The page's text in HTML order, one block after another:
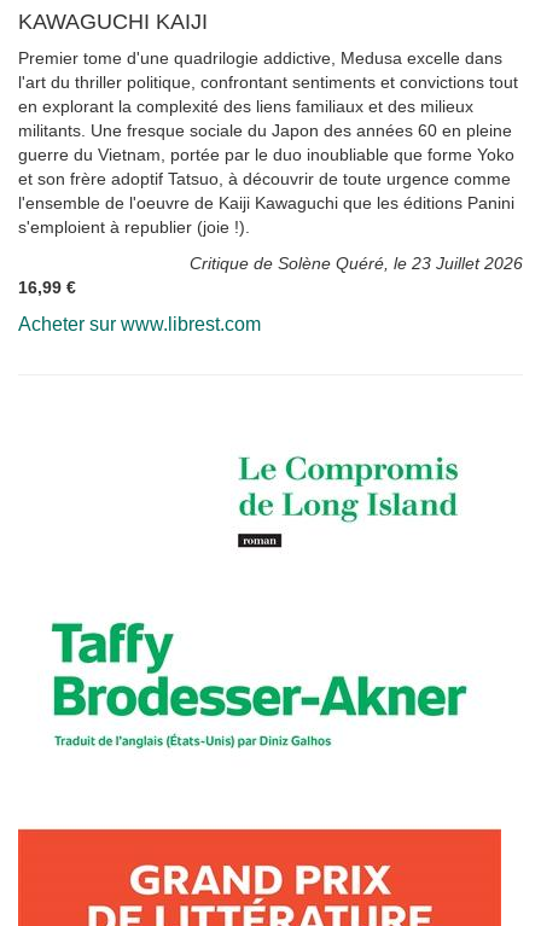
KAWAGUCHI KAIJI
Premier tome d'une quadrilogie addictive, Medusa excelle dans
l'art du thriller politique, confrontant sentiments et convictions tout
en explorant la complexité des liens familiaux et des milieux
militants. Une fresque sociale du Japon des années 60 en pleine
guerre du Vietnam, portée par le duo inoubliable que forme Yoko
et son frère adoptif Tatsuo, à découvrir de toute urgence comme
l'ensemble de l'oeuvre de Kaiji Kawaguchi que les éditions Panini
s'emploient à republier (joie !).
Critique de Solène Quéré, le 23 Juillet 2026
16,99 €
Acheter sur www.librest.com